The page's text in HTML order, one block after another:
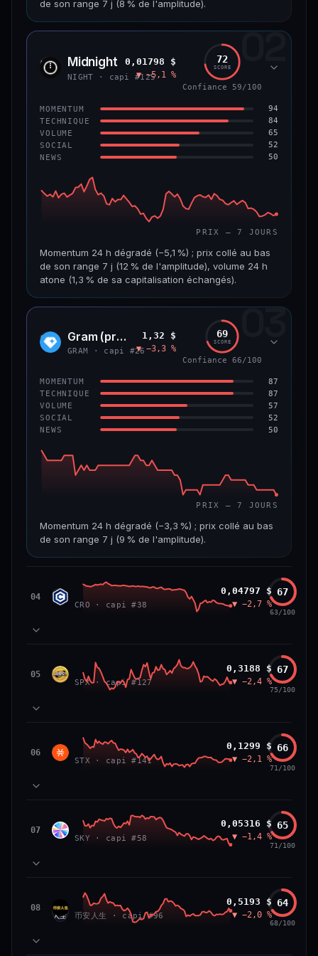
CONFIANCE
de son range 7 j (8 % de l'amplitude).
CAP. MARCHÉ VOLUME 24 H
VAR. 7 J VAR. 30 J
−16,9 %
VS ATH
−80,6 %
CONFIANCE 65/100
02
NIGH Midnight
NIGHT · capi #125
0,01798 $
▼ −5,1 %
72
SCORE
Confiance 59/100
MOMENTUM 94
TECHNIQUE 84
VOLUME 65
SOCIAL 52
NEWS 50
PRIX — 7 JOURS
Momentum 24 h dégradé (−5,1 %) ; prix collé au bas
de son range 7 j (12 % de l'amplitude), volume 24 h
atone (1,3 % de sa capitalisation échangés).
CAP. MARCHÉ VOLUME 24 H
VAR. 7 J VAR. 30 J
−42,0 %
VS ATH
−84,8 %
RANG CAPI.
#125
CONFIANCE 59/100
03
GRAM Gram (prev. Toncoin)
GRAM · capi #26
1,32 $
▼ −3,3 %
69
SCORE
Confiance 66/100
MOMENTUM 87
TECHNIQUE 87
VOLUME 57
SOCIAL 52
NEWS 50
PRIX — 7 JOURS
Momentum 24 h dégradé (−3,3 %) ; prix collé au bas
de son range 7 j (9 % de l'amplitude).
3,6 Md$
VAR. 7 J VAR. 30 J
−84,0 % #26
66/100
04 CRO Cronos
CRO · capi #38
0,04797 $
▼ −2,7 %
67
63/100
81
TECHNIQUE 87
VOLUME 71
39
NEWS
momentum 24 h dégradé (−2,7 %) et volume 24 h atone
(0,3 % de sa capitalisation échangés).
CAP. MARCHÉ
VAR. 7 J
−12,5 %
VAR. 30 J
−14,0 %
VS ATH
05 SPX SPX6900
SPX · capi #127
0,3188 $
▼ −2,4 %
67
75/100
83
TECHNIQUE 64
VOLUME 72
52
NEWS
h atone (1,0 % de sa capitalisation échangés).
297 M$
06 STX Stacks
STX · capi #141
0,1299 $
▼ −2,1 %
66
71/100
83
TECHNIQUE 81
VOLUME 54
52
NEWS
07 SKY Sky
SKY · capi #58
0,05316 $
▼ −1,4 %
65
71/100
65
TECHNIQUE 90
VOLUME 72
52
NEWS
08
币安
人生
币安人生 (BinanceLife)
币安人生 · capi #96
0,5193 $
▼ −2,0 %
64
68/100